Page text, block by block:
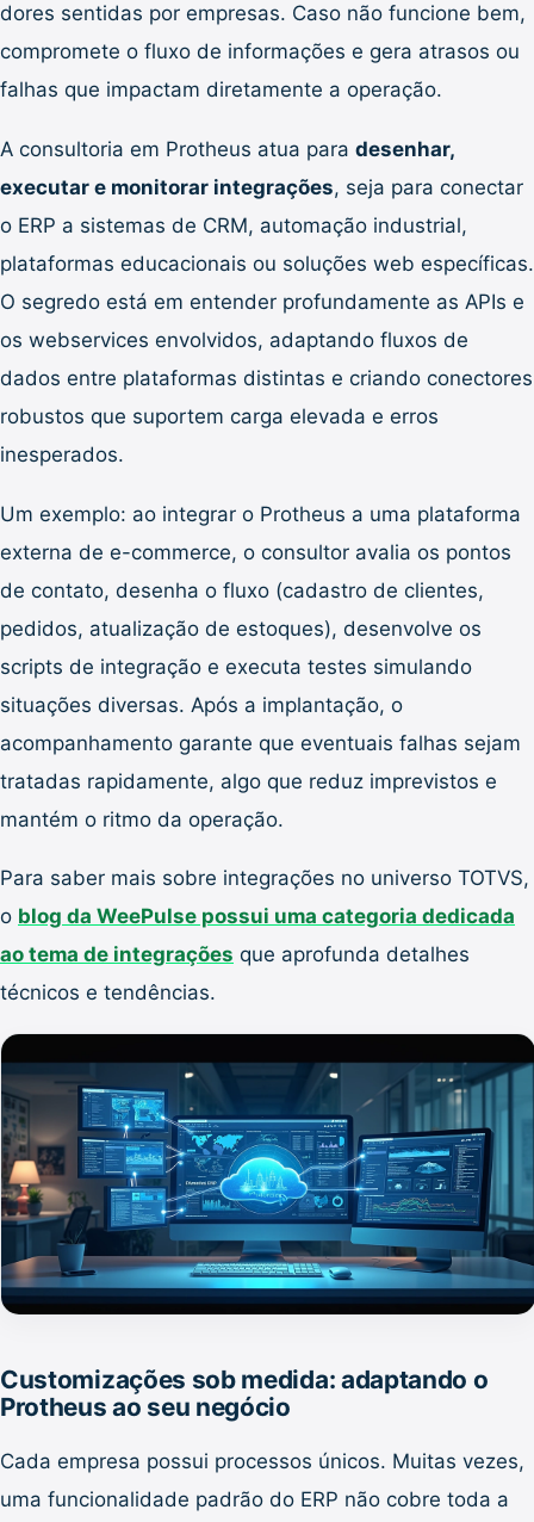
dores sentidas por empresas. Caso não funcione bem,
compromete o fluxo de informações e gera atrasos ou
falhas que impactam diretamente a operação.
A consultoria em Protheus atua para desenhar,
executar e monitorar integrações, seja para conectar
o ERP a sistemas de CRM, automação industrial,
plataformas educacionais ou soluções web específicas.
O segredo está em entender profundamente as APIs e
os webservices envolvidos, adaptando fluxos de
dados entre plataformas distintas e criando conectores
robustos que suportem carga elevada e erros
inesperados.
Um exemplo: ao integrar o Protheus a uma plataforma
externa de e-commerce, o consultor avalia os pontos
de contato, desenha o fluxo (cadastro de clientes,
pedidos, atualização de estoques), desenvolve os
scripts de integração e executa testes simulando
situações diversas. Após a implantação, o
acompanhamento garante que eventuais falhas sejam
tratadas rapidamente, algo que reduz imprevistos e
mantém o ritmo da operação.
Para saber mais sobre integrações no universo TOTVS,
o blog da WeePulse possui uma categoria dedicada
ao tema de integrações que aprofunda detalhes
técnicos e tendências.
Customizações sob medida: adaptando o
Protheus ao seu negócio
Cada empresa possui processos únicos. Muitas vezes,
uma funcionalidade padrão do ERP não cobre toda a